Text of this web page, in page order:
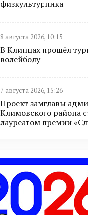
физкультурника
8 августа 2026, 10:15
В Клинцах прошёл
волейболу
7 августа 2026, 15:26
Проект замглавы
Климовского района
лауреатом премии